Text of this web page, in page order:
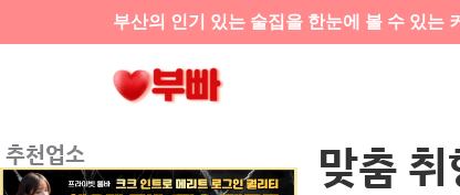
건너뛰기
부산의 인기 있는 술집을 한눈에 볼 수 있는
추천업소 맞춤 취